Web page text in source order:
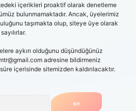
içerikleri proaktif olarak denetleme
bulunmamaktadır. Ancak, üyelerimiz
taşımakta olup, siteye üye olarak
aykırı olduğunu düşündüğünüz
adresine bildirmeniz
içerisinde sitemizden kaldırılacaktır.